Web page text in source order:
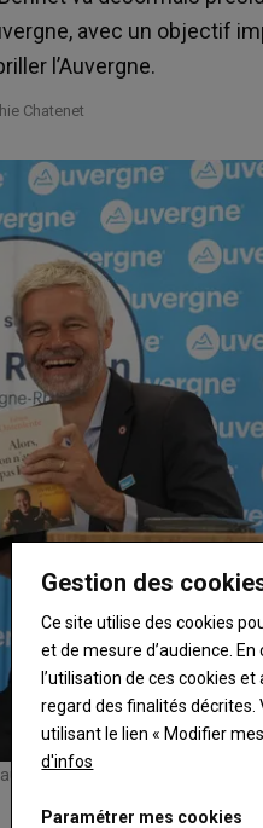
avec un objectif
l’Auvergne.
Chatenet
et d'Arnaud Bennet.
Gestion des
Ce site utilise des cookies
et de mesure d’audience.
l’utilisation de ces cookies
regard des finalités décrites.
utilisant le lien « Modifier
d'infos
Paramétrer mes cookies